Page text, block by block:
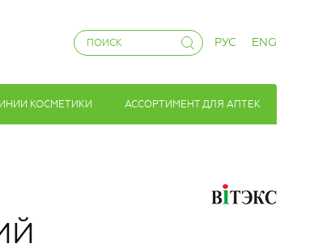
РУС ENG
КОСМЕТИКИ АССОРТИМЕНТ ДЛЯ АПТЕК